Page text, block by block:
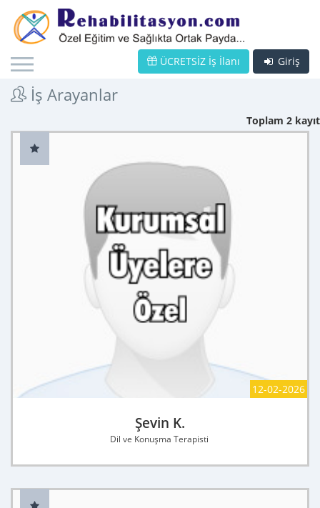
Giriş
ÜCRETSİZ İş İlanı
İş Arayanlar
Toplam 2 kayıt
12-02-2026
Şevin K.
Dil ve Konuşma Terapisti